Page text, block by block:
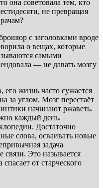
она советовала тем, кто
не превращая
с заголовками вроде
о вещах, которые
самыми
— не давать мозгу
жизнь часто сужается
за углом. Мозг перестаёт
начинают ржаветь.
каждый день.
Достаточно
слова, осваивать новые
задача
связи. Это называется
от старческого